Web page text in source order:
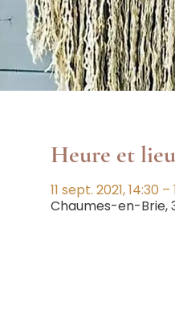
Heure et lieu
11 sept. 2021, 14:30 –
Chaumes-en-Brie,